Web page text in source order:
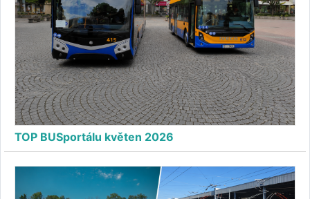
TOP BUSportálu květen 2026